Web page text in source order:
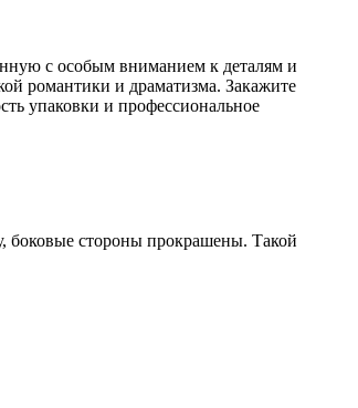
с особым вниманием к деталям и
романтики и драматизма. Закажите
упаковки и профессиональное
боковые стороны прокрашены. Такой